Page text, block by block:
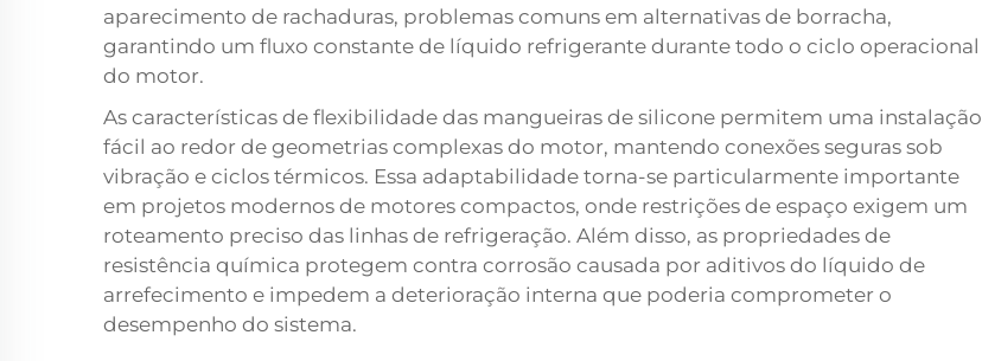
aparecimento de rachaduras, problemas comuns em alternativas de borracha,
garantindo um fluxo constante de líquido refrigerante durante todo o ciclo operacional
do motor.
As características de flexibilidade das mangueiras de silicone permitem uma instalação
fácil ao redor de geometrias complexas do motor, mantendo conexões seguras sob
vibração e ciclos térmicos. Essa adaptabilidade torna-se particularmente importante
em projetos modernos de motores compactos, onde restrições de espaço exigem um
roteamento preciso das linhas de refrigeração. Além disso, as propriedades de
resistência química protegem contra corrosão causada por aditivos do líquido de
arrefecimento e impedem a deterioração interna que poderia comprometer o
desempenho do sistema.